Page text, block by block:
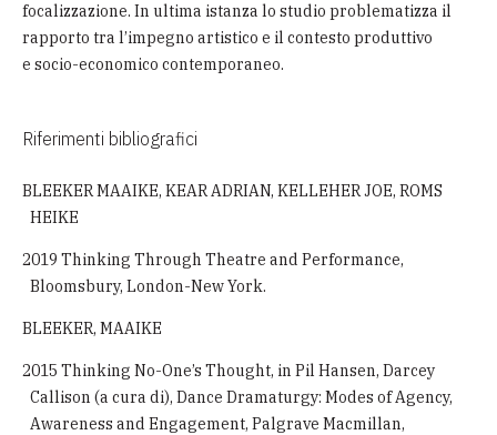
focalizzazione. In ultima istanza lo studio problematizza il
rapporto tra l’impegno artistico e il contesto produttivo
e socio-economico contemporaneo.
Riferimenti bibliografici
BLEEKER MAAIKE, KEAR ADRIAN, KELLEHER JOE, ROMS
HEIKE
2019 Thinking Through Theatre and Performance,
Bloomsbury, London-New York.
BLEEKER, MAAIKE
2015 Thinking No-One’s Thought, in Pil Hansen, Darcey
Callison (a cura di), Dance Dramaturgy: Modes of Agency,
Awareness and Engagement, Palgrave Macmillan,